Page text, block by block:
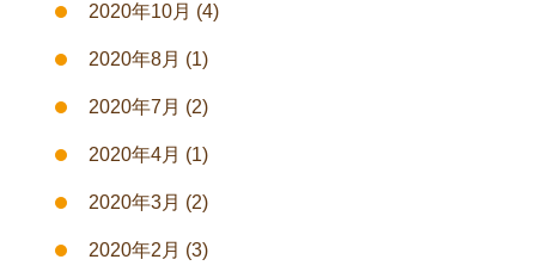
2020年10月 (4)
2020年8月 (1)
2020年7月 (2)
2020年4月 (1)
2020年3月 (2)
2020年2月 (3)